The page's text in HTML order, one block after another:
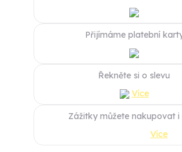
Přijímáme platební
Řekněte si o slevu
Více
Zážitky můžete nakupovat i
Více